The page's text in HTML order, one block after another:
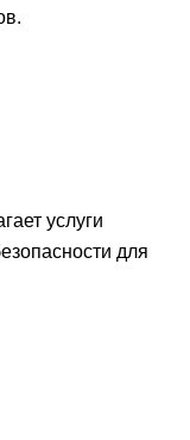
услуги
для